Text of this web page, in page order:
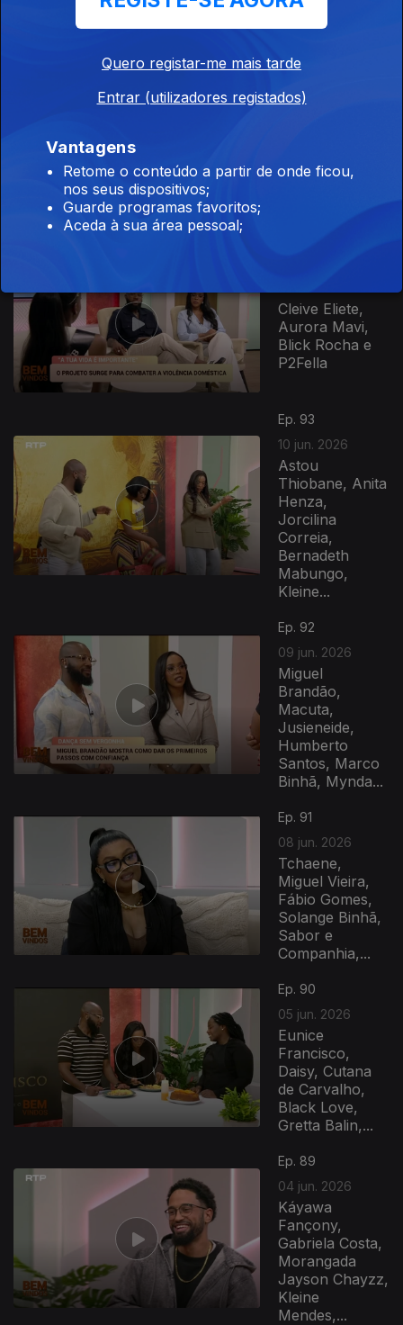
Roberto
Tavares, Tally,...
Brito, Djarai
Dialó, Ester
Cleive Eliete,
Aurora Mavi,
Blick Rocha e
P2Fella
Ep. 93
10 jun. 2026
Astou
Thiobane, Anita
Henza,
Jorcilina
Correia,
Bernadeth
Mabungo,
Kleine...
Ep. 92
09 jun. 2026
Miguel
Brandão,
Macuta,
Jusieneide,
Humberto
Santos, Marco
Binhã, Mynda...
Ep. 91
08 jun. 2026
Tchaene,
Miguel Vieira,
Fábio Gomes,
Solange Binhã,
Sabor e
Companhia,...
Ep. 90
05 jun. 2026
Eunice
Francisco,
Daisy, Cutana
de Carvalho,
Black Love,
Gretta Balin,...
Ep. 89
04 jun. 2026
Káyawa
Fançony,
Gabriela Costa,
Morangada
Jayson Chayzz,
Kleine
Mendes,...
Quero registar-me mais tarde
Entrar (utilizadores registados)
Vantagens
Retome o conteúdo a partir de onde ficou,
nos seus dispositivos;
Guarde programas favoritos;
Aceda à sua área pessoal;